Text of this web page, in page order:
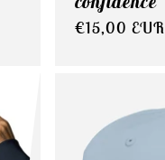
Normaler
€15,00 EUR